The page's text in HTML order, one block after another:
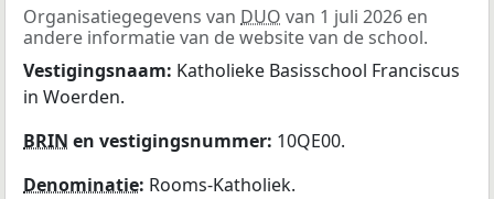
Organisatiegegevens van DUO van 1 juli 2026 en
andere informatie van de website van de school.
Vestigingsnaam: Katholieke Basisschool Franciscus
in Woerden.
BRIN en vestigingsnummer: 10QE00.
Denominatie: Rooms-Katholiek.